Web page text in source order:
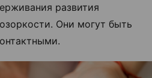
развития
Они могут быть